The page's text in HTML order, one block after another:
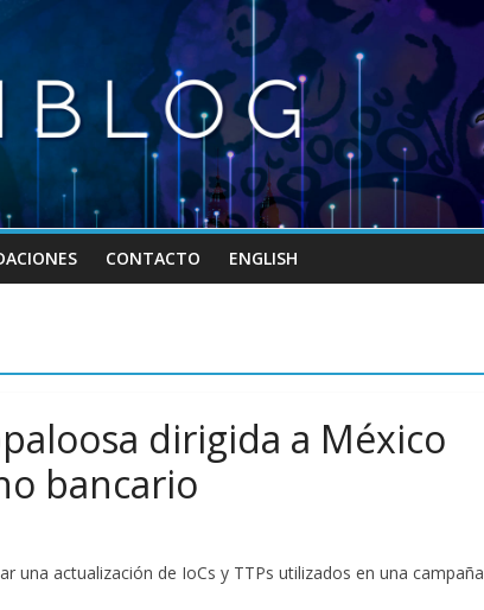
CONTACTO ENGLISH
dirigida a México
bancario
una actualización de IoCs y TTPs utilizados en una campaña